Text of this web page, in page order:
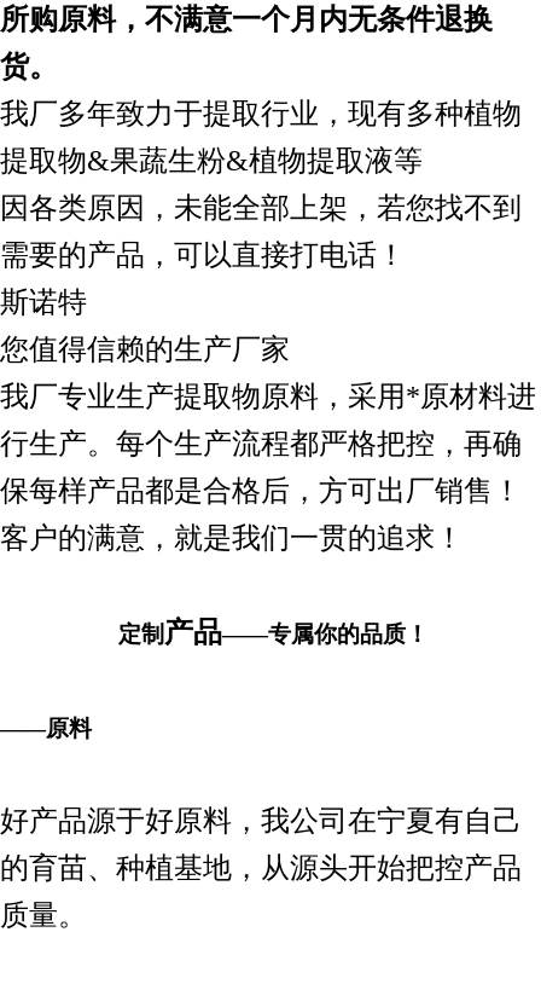
所购原料，不满意一个月内无条件退换
货。
我厂多年致力于提取行业，现有多种植物
提取物&果蔬生粉&植物提取液等
因各类原因，未能全部上架，若您找不到
需要的产品，可以直接打电话！
斯诺特
您值得信赖的生产厂家
我厂专业生产提取物原料，采用*原材料进
行生产。每个生产流程都严格把控，再确
保每样产品都是合格后，方可出厂销售！
客户的满意，就是我们一贯的追求！
定制 产品——专属你的品质！
——原料
好产品源于好原料，我公司在宁夏有自己
的育苗、种植基地，从源头开始把控产品
质量。